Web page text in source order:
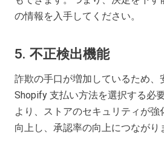
の情報を入手してください。
5. 不正検出機能
詐欺の手口が増加しているため、
Shopify 支払い方法を選択する必
より、ストアのセキュリティが
向上し、承認率の向上につながり